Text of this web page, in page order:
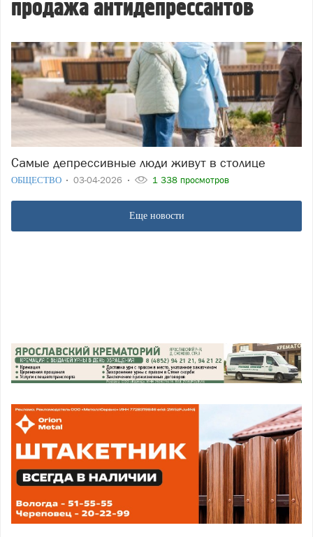
продажа антидепрессантов
Самые депрессивные люди живут в столице
ОБЩЕСТВО 03-04-2026 1 338 просмотров
Еще новости